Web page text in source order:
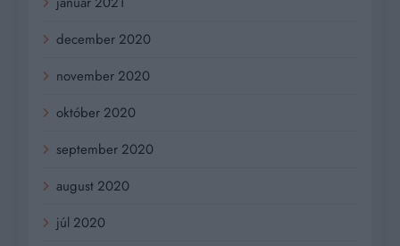
december 2020
november 2020
október 2020
september 2020
august 2020
júl 2020